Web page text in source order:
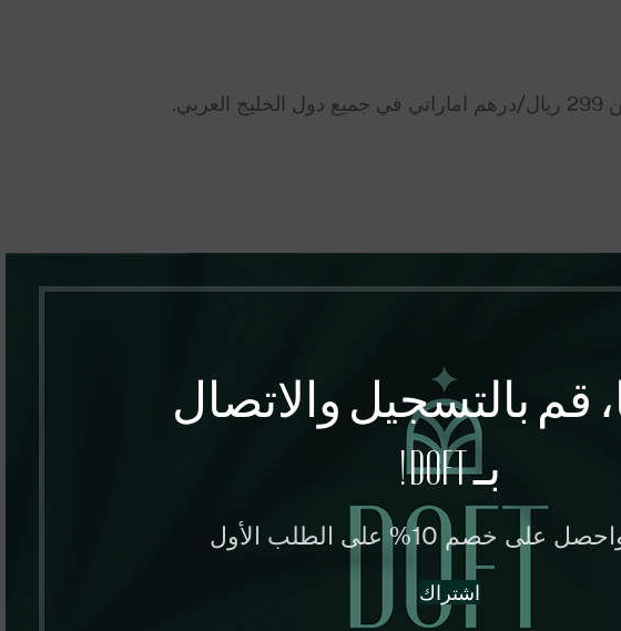
قم بالتسجيل والاتصال
بـ DOFT!
خصم 10% على الطلب الأول
اشتراك
العنوان.
حالة البضائع الكبيرة والثقيلة. سيتم إخطارك بأي رسوم إضافية.
أو من مملكة البحرين.